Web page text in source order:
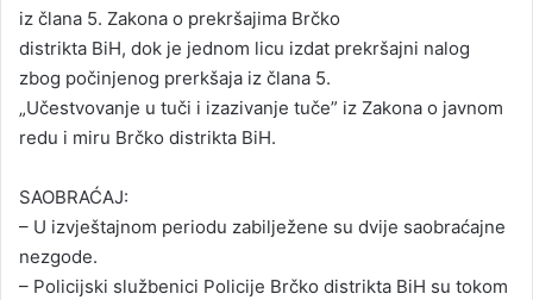
iz člana 5. Zakona o prekršajima Brčko
distrikta BiH, dok je jednom licu izdat prekršajni nalog
zbog počinjenog prerkšaja iz člana 5.
„Učestvovanje u tuči i izazivanje tuče” iz Zakona o javnom
redu i miru Brčko distrikta BiH.
SAOBRAĆAJ:
– U izvještajnom periodu zabilježene su dvije saobraćajne
nezgode.
– Policijski službenici Policije Brčko distrikta BiH su tokom